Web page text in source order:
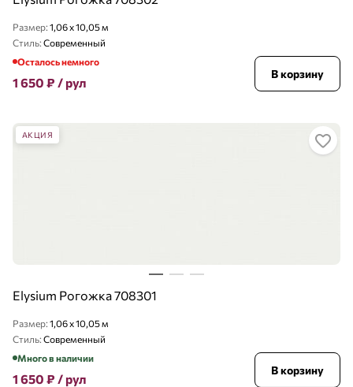
Размер: 1,06 x 10,05 м
Стиль: Современный
Осталось немного
1 650 ₽ / рул
В корзину
АКЦИЯ
Elysium Рогожка 708301
Размер: 1,06 x 10,05 м
Стиль: Современный
Много в наличии
1 650 ₽ / рул
В корзину